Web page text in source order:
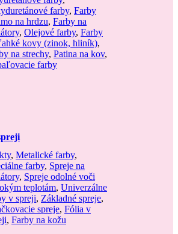
farby, Farby
na hrdzu, Farby na
, Olejové farby, Farby
kovy (zinok, hliník),
na strechy, Patina na kov,
farby
, Metalické farby,
farby, Spreje na
, Spreje odolné voči
teplotám, Univerzálne
v spreji, Základné spreje,
spreje, Fólia v
, Farby na kožu